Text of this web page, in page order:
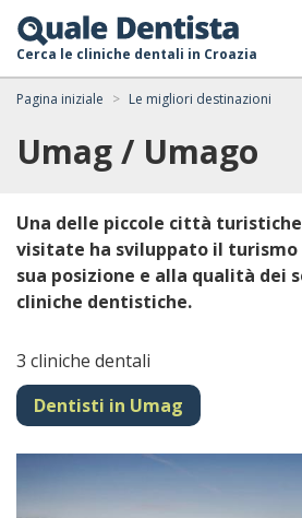
Cerca le cliniche dentali in Croazia
Pagina iniziale Le migliori destinazioni
Umag / Umago
Una delle piccole città
visitate ha sviluppato il
sua posizione e alla qualità dei
cliniche dentistiche.
3 cliniche dentali
Dentisti in Umag